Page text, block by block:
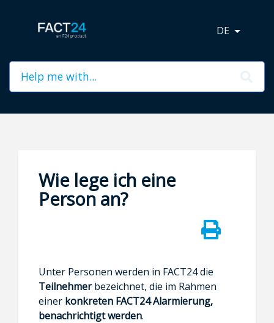
DE
Wie lege ich eine
Person an?
Unter Personen werden in FACT24 die
Teilnehmerbezeichnet, die im Rahmen
einer konkreten FACT24 Alarmierung,
benachrichtigt werden.